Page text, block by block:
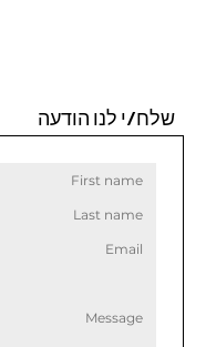
שלח/י לנו הודעה